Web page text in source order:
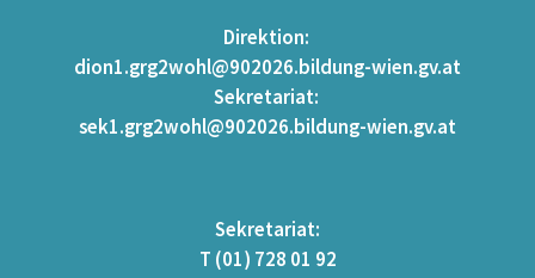
Direktion:
dion1.grg2wohl@902026.bildung-wien.gv.at
Sekretariat:
sek1.grg2wohl@902026.bildung-wien.gv.at
Sekretariat:
T (01) 728 01 92